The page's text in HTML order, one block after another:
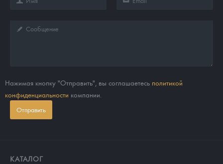
Нажимая кнопку "Отправить", вы соглашаетесь политикой
конфиденциальности компании.
Отправить
КАТАЛОГ